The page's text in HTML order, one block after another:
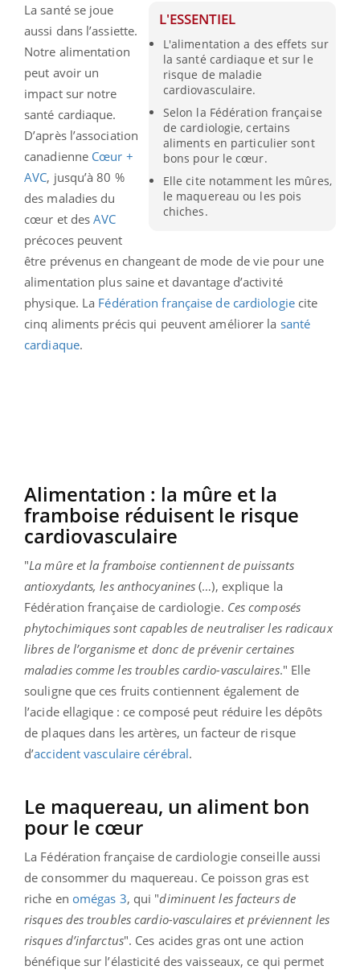
L'ESSENTIEL
L'alimentation a des effets sur
la santé cardiaque et sur le
risque de maladie
cardiovasculaire.
Selon la Fédération française
de cardiologie, certains
aliments en particulier sont
bons pour le cœur.
Elle cite notamment les mûres,
le maquereau ou les pois
chiches.
La santé se joue
aussi dans l’assiette.
Notre alimentation
peut avoir un
impact sur notre
santé cardiaque.
D’après l’association
canadienne Cœur +
AVC, jusqu’à 80 %
des maladies du
cœur et desAVC
précoces peuvent
être prévenus en changeant de mode de vie pour une
alimentation plus saine et davantage d’activité
physique. La Fédération française de cardiologiecite
cinq aliments précis qui peuvent améliorer la santé
cardiaque.
Alimentation : la mûre et la
framboise réduisent le risque
cardiovasculaire
"La mûre et la framboise contiennent de puissants
antioxydants, les anthocyanines (…), explique la
Fédération française de cardiologie. Ces composés
phytochimiques sont capables de neutraliser les radicaux
libres de l’organisme et donc de prévenir certaines
maladies comme les troubles cardio-vasculaires." Elle
souligne que ces fruits contiennent également de
l’acide ellagique : ce composé peut réduire les dépôts
de plaques dans les artères, un facteur de risque
d’accident vasculaire cérébral.
Le maquereau, un aliment bon
pour le cœur
La Fédération française de cardiologie conseille aussi
de consommer du maquereau. Ce poisson gras est
riche en omégas 3, qui "diminuent les facteurs de
risques des troubles cardio-vasculaires et préviennent les
risques d’infarctus". Ces acides gras ont une action
bénéfique sur l’élasticité des vaisseaux, ce qui permet